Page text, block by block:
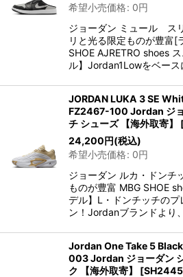
希望小売価格: 0円
ジョーダン ミュール ス
リと光る限定ものが豊富[
SHOE AJRETRO shoes
ル】Jordan1Lowをベー
JORDAN LUKA 3 SE
FZ2467-100 Jordan ジ
チ シューズ 【海外取寄】
24,200円(税込)
希望小売価格: 0円
ジョーダン ルカ・ドンチ
ものが豊富 MBG SHOE
デル】L・ドンチッチのプ
ン！Jordanブランドより
Jordan One Take 5
003 Jordan ジョーダン
ク 【海外取寄】
[